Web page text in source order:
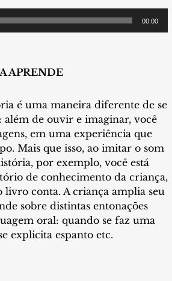
00:00
APRENDE
é uma maneira diferente de se
além de ouvir e imaginar, você
em uma experiência que
Mais que isso, ao imitar o som
por exemplo, você está
de conhecimento da criança,
livro conta. A criança amplia seu
sobre distintas entonações
oral: quando se faz uma
explicita espanto etc.